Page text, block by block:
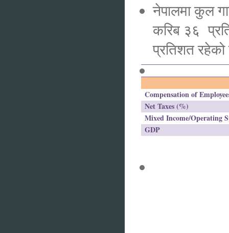
नेपालमा कुल
करिब ३६
प्रतिशत
Compensation of
Net Taxes (%)
Mixed Income/Operating
GDP